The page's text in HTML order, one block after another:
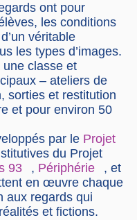
ont pour
les conditions
véritable
les types d’images.
une classe et
– ateliers de
sorties et restitution
et pour environ 50
par le Projet
du Projet
93 , Périphérie
, et
en œuvre chaque
aux regards qui
et fictions.